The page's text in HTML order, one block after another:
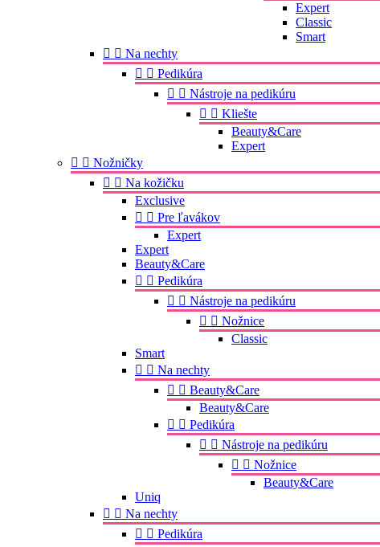
Expert
Classic
Smart
  Na nechty
  Pedikúra
  Nástroje na pedikúru
  Kliešte
Beauty&Care
Expert
  Nožničky
  Na kožičku
Exclusive
  Pre ľavákov
Expert
Expert
Beauty&Care
  Pedikúra
  Nástroje na pedikúru
  Nožnice
Classic
Smart
  Na nechty
  Beauty&Care
Beauty&Care
  Pedikúra
  Nástroje na pedikúru
  Nožnice
Beauty&Care
Uniq
  Na nechty
  Pedikúra